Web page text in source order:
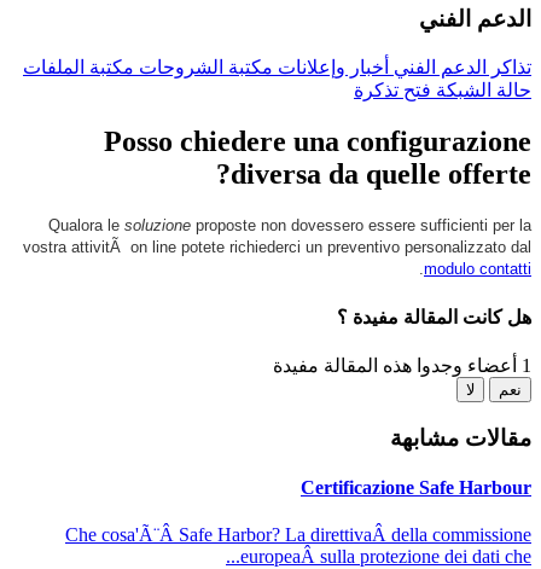
الدعم الفني
تذاكر الدعم الفني أخبار وإعلانات مكتبة الشروحات مكتبة الملفات
حالة الشبكة فتح تذكرة
Posso chiedere una configurazione
diversa da quelle offerte?
Qualora le soluzione proposte non dovessero essere sufficienti per la
vostra attivitÃ on line potete richiederci un preventivo personalizzato dal
modulo contatti
.
هل كانت المقالة مفيدة ؟
1 أعضاء وجدوا هذه المقالة مفيدة
نعم لا
مقالات مشابهة
Certificazione Safe Harbour
Che cosa'Ã¨Â Safe Harbor? La direttivaÂ della commissione
europeaÂ sulla protezione dei dati che...